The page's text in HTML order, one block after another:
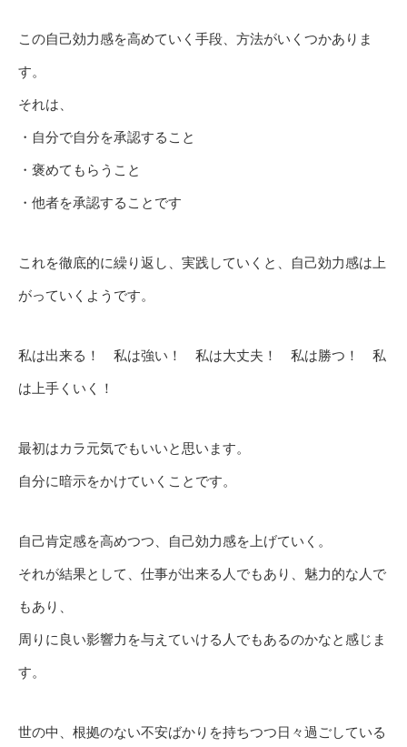
この自己効力感を高めていく手段、方法がいくつかありま
す。
それは、
・自分で自分を承認すること
・褒めてもらうこと
・他者を承認することです
これを徹底的に繰り返し、実践していくと、自己効力感は上
がっていくようです。
私は出来る！ 私は強い！ 私は大丈夫！ 私は勝つ！ 私
は上手くいく！
最初はカラ元気でもいいと思います。
自分に暗示をかけていくことです。
自己肯定感を高めつつ、自己効力感を上げていく。
それが結果として、仕事が出来る人でもあり、魅力的な人で
もあり、
周りに良い影響力を与えていける人でもあるのかなと感じま
す。
世の中、根拠のない不安ばかりを持ちつつ日々過ごしている